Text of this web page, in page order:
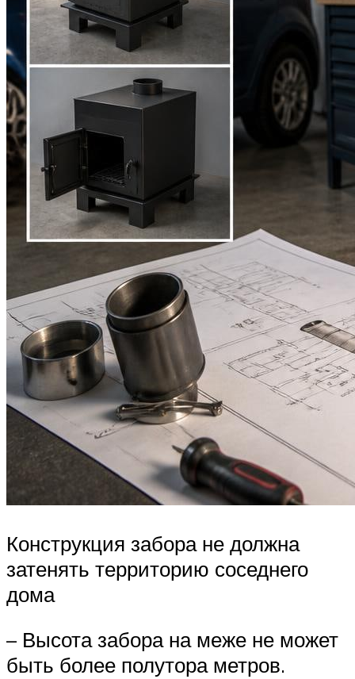
Конструкция забора не должна
затенять территорию соседнего
дома
– Высота забора на меже не может
быть более полутора метров.